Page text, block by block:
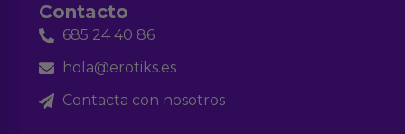
Contacto
685 24 40 86
hola@erotiks.es
Contacta con nosotros